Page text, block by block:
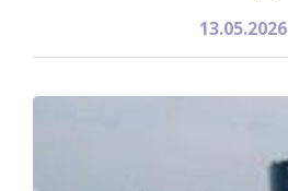
13.05.2026